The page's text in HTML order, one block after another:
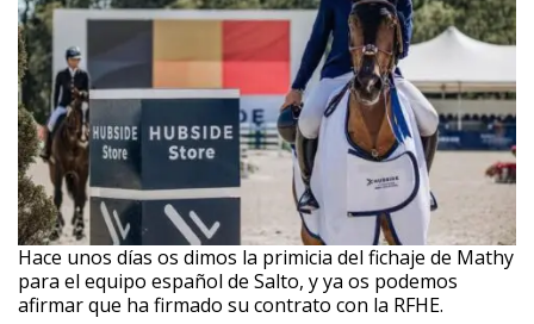
Hace unos días os dimos la primicia del fichaje de Mathy
para el equipo español de Salto, y ya os podemos
afirmar que ha firmado su contrato con la RFHE.